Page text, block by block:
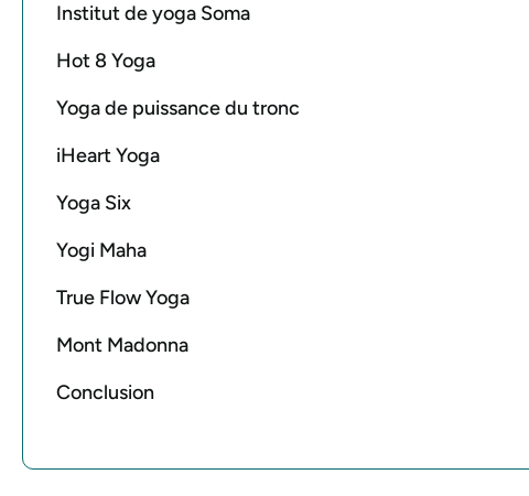
Institut de yoga Soma
Hot 8 Yoga
Yoga de puissance du tronc
iHeart Yoga
Yoga Six
Yogi Maha
True Flow Yoga
Mont Madonna
Conclusion